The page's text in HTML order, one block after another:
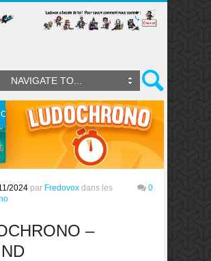
NAVIGATE TO...
2024 par Fredovox dans les
0
–